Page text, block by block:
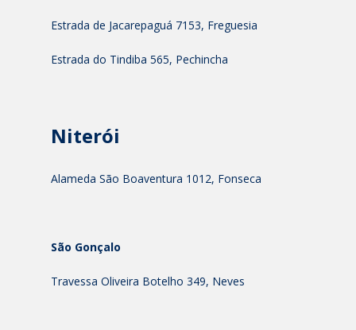
Estrada de Jacarepaguá 7153, Freguesia
Estrada do Tindiba 565, Pechincha
Niterói
Alameda São Boaventura 1012, Fonseca
São Gonçalo
Travessa Oliveira Botelho 349, Neves